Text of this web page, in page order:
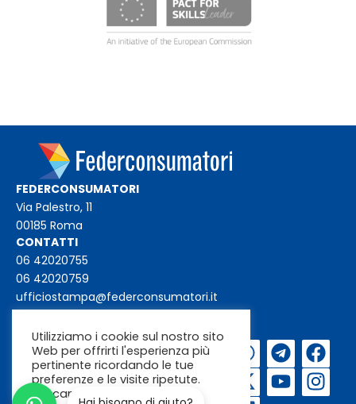
FEDERCONSUMATORI
Via Palestro, 11
00185 Roma
CONTATTI
06 42020755
06 42020759
ufficiostampa@federconsumatori.it
Iscriviti alla
newsletter
Utilizziamo i cookie sul nostro sito
Web per offrirti l'esperienza più
pertinente ricordando le tue
preferenze e le visite ripetute.
Cliccando su "Accetta"